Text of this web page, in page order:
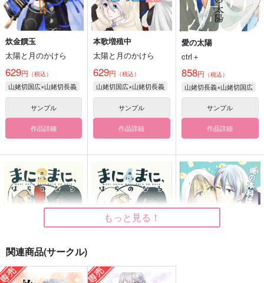
炊金饌玉
太陽と月のかけら
629円 （税込）
山姥切国広×山姥切長義
サンプル
作品詳細
本歌増殖中
太陽と月のかけら
629円 （税込）
山姥切国広×山姥切長義
サンプル
作品詳細
愛の太陽
ctrl＋
858円 （税込）
山姥切長義×山姥切国広
サンプル
作品詳細
もっと見る！
関連商品(サークル)